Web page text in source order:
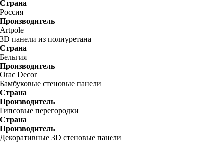
Страна
Россия
Производитель
Artpole
3D панели из полиуретана
Страна
Бельгия
Производитель
Orac Decor
Бамбуковые стеновые панели
Страна
Производитель
Гипсовые перегородки
Страна
Производитель
Декоративные 3D стеновые панели